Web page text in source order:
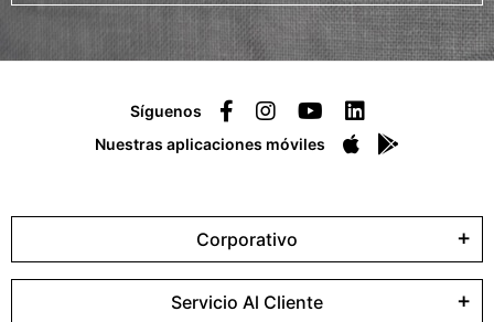
Síguenos
Nuestras aplicaciones móviles
Corporativo
Servicio Al Cliente